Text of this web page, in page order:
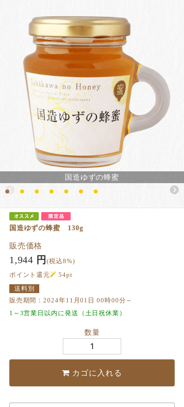
国造ゆずの蜂蜜
国造ゆずの蜂蜜 130g
販売価格
1,944 円(税込8%)
ポイント還元
54pt
送料別
販売期間：2024年11月01日 00時00分～
1～3営業日以内に発送（土日祝休業）
数量
カゴに入れる